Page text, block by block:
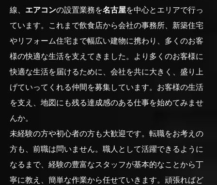
線、 エアコンの設置業務を名古屋を中心とエリアで行っ
ています。これまで飲食店から会社の事務所、新築住宅
やリフォーム住宅まで幅広い建物に携わり、多くのお客
様の快適な生活を支えてきました。より多くのお客様に
快適な生活を届けるために、会社を共に大きく、盛り上
げていってくれる仲間を募集しています。お客様の生活
を支え、地図にも残る達成感のある仕事を始めてみませ
んか。
未経験の方や初心者の方も大歓迎です。転職をお考えの
方も、前職は問いません。職人として活躍できるように
なるまで、経験の豊富なスタッフが基本的なことから丁
寧に教え、簡単な作業から任せていきます。頑張ればど